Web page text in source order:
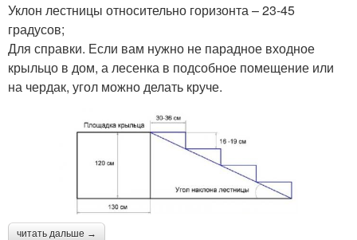
Уклон лестницы относительно горизонта – 23-45
градусов;
Для справки. Если вам нужно не парадное входное
крыльцо в дом, а лесенка в подсобное помещение или
на чердак, угол можно делать круче.
читать дальше →